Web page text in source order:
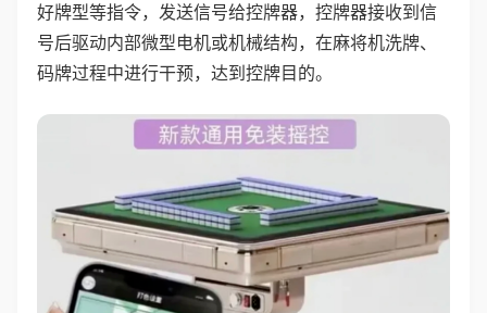
好牌型等指令，发送信号给控牌器，控牌器接收到信
号后驱动内部微型电机或机械结构，在麻将机洗牌、
码牌过程中进行干预，达到控牌目的。